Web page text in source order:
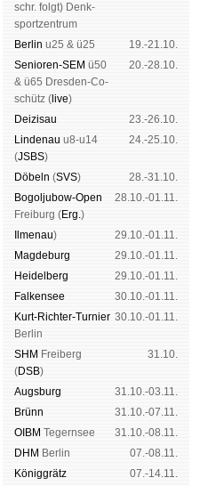
schr. folgt) Denk­
sport­zen­trum
Ber­lin u25 & ü25
19.-21.10.
Senioren-SEM ü50
& ü65 Dres­den-Co­
schütz ( live)
20.-28.10.
Dei­zi­sau
23.-26.10.
Lin­de­nau u8-u14
(JSBS)
24.-25.10.
Dö­beln (SVS)
28.-31.10.
Bogoljubow-Open
Frei­burg (Erg.)
28.10.-01.11.
Il­me­nau)
29.10.-01.11.
Mag­de­burg
29.10.-01.11.
Hei­del­berg
29.10.-01.11.
Fal­ken­see
30.10.-01.11.
Kurt-Rich­ter-Tur­nier
Ber­lin
30.10.-01.11.
SHM Frei­berg
(DSB)
31.10.
Augs­burg
31.10.-03.11.
Brünn
31.10.-07.11.
OIBM Tegern­see
31.10.-08.11.
DHM Ber­lin
07.-08.11.
König­grätz
07.-14.11.